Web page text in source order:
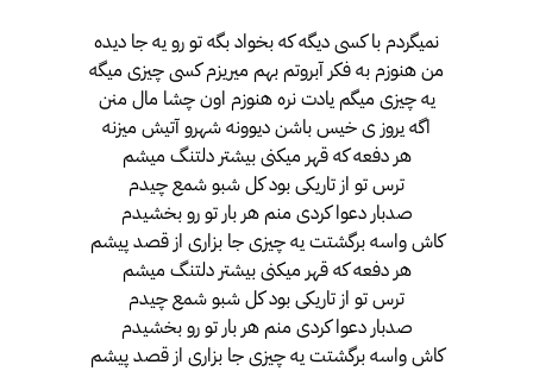
نمیگردم با کسی دیگه که بخواد بگه تو رو یه جا دیده
من هنوزم به فکر آبروتم بهم میریزم کسی چیزی میگه
یه چیزی میگم یادت نره هنوزم اون چشا مال منن
اگه یروز ی خیس باشن دیوونه شهرو آتیش میزنه
هر دفعه که قهر میکنی بیشتر دلتنگ میشم
ترس تو از تاریکی بود کل شبو شمع چیدم
صدبار دعوا کردی منم هر بار تو رو بخشیدم
کاش واسه برگشتت یه چیزی جا بزاری از قصد پیشم
هر دفعه که قهر میکنی بیشتر دلتنگ میشم
ترس تو از تاریکی بود کل شبو شمع چیدم
صدبار دعوا کردی منم هر بار تو رو بخشیدم
کاش واسه برگشتت یه چیزی جا بزاری از قصد پیشم